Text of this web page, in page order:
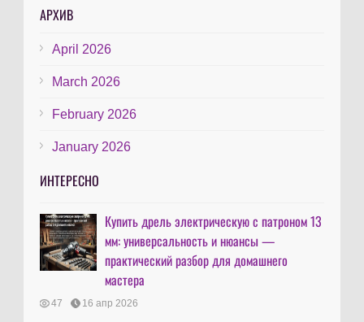
АРХИВ
April 2026
March 2026
February 2026
January 2026
ИНТЕРЕСНО
Купить дрель электрическую с патроном 13
мм: универсальность и нюансы —
практический разбор для домашнего
мастера
47 16 апр 2026